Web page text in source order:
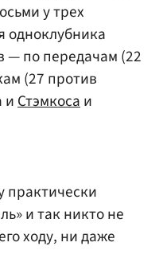
у трех
одноклубника
— по передачам (22
(27 против
иСтэмкосаи
практически
и так никто не
ходу, ни даже